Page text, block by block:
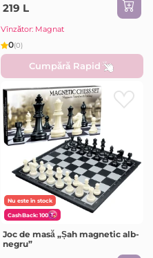
219 L
Vînzător: Magnat
0(0)
Cumpără Rapid
Nu este în stock
CashBack: 100
Joc de masă „Șah magnetic alb-
negru”